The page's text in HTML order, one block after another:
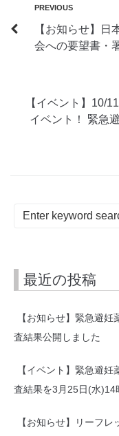
稿
Previous
PREVIOUS
【お知らせ】日
会への要望書・
【イベント】10/
イベント！ 緊急
Search
最近の投稿
【お知らせ】緊急避
査結果公開しました
【イベント】緊急避
査結果を3月25日(水)14
【お知らせ】リーフ